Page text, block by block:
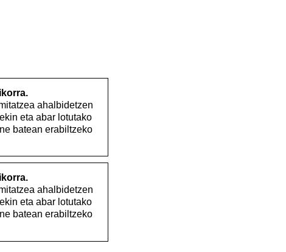
ahalbidetzen
eta abar lotutako
batean erabiltzeko
ahalbidetzen
eta abar lotutako
batean erabiltzeko